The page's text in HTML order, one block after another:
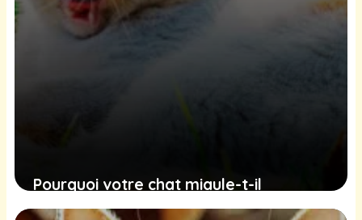
Pourquoi votre chat miaule-t-il
constamment, même pendant vos